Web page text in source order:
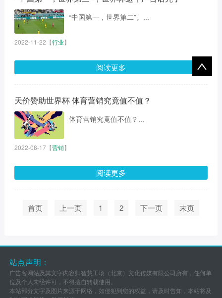
“中国第一，世界第二”。...
2022-11-22 【行业】
阅读更多
天价赞助世界杯 体育营销究竟值不值？
体育营销究竟值不值？...
2022-08-17【营销】
阅读更多
首页 上一页 1 2 下一页 末页
站点声明：
广告客网站及其文字内容归智慧工场（北京）文化传媒有限公司所有，任何单
位及个人未经许可，不得擅自转载使用。
本站部分文字及图片来源于网络，如侵犯到您的权益，请及时告知，本站将及